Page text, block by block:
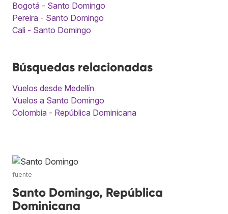
Bogotá - Santo Domingo
Pereira - Santo Domingo
Cali - Santo Domingo
Búsquedas relacionadas
Vuelos desde Medellín
Vuelos a Santo Domingo
Colombia - República Dominicana
fuente
Santo Domingo, República
Dominicana